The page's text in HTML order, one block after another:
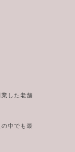
した老舗
中でも最